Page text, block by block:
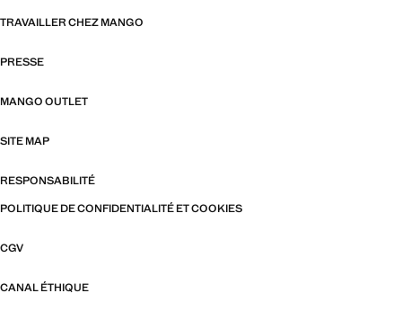
TRAVAILLER CHEZ MANGO
PRESSE
MANGO OUTLET
SITE MAP
RESPONSABILITÉ
POLITIQUE DE CONFIDENTIALITÉ ET COOKIES
CGV
CANAL ÉTHIQUE